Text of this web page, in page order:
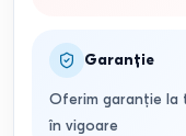
Garanție
Oferim garanție la
în vigoare